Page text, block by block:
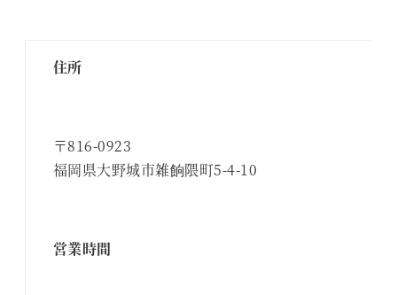
住所
〒816-0923
福岡県大野城市雑餉隈町5-4-10
営業時間